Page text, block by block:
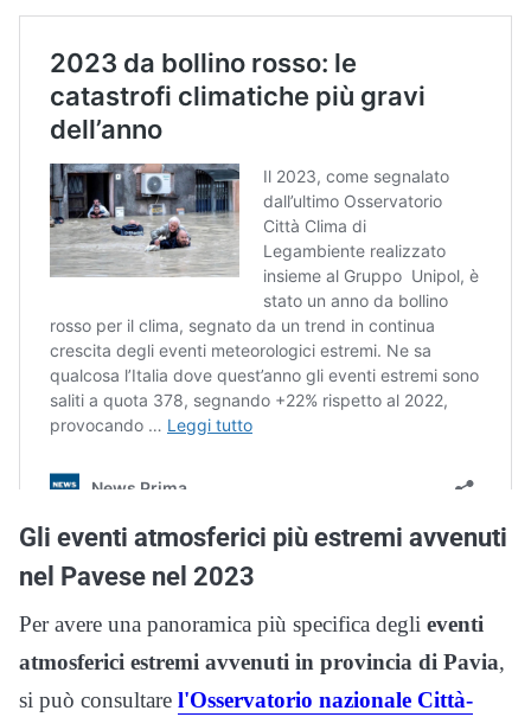
Gli eventi atmosferici più estremi avvenuti
nel Pavese nel 2023
Per avere una panoramica più specifica degli eventi
atmosferici estremi avvenuti in provincia di Pavia,
si può consultare l'Osservatorio nazionale Città-